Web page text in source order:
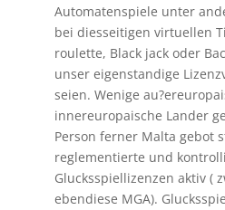
Automatenspiele unter
bei diesseitigen virtuellen
roulette, Black jack oder
unser eigenstandige
seien. Wenige
innereuropaische Lander
Person ferner Malta gebot
reglementierte und
Glucksspiellizenzen aktiv (
ebendiese MGA).